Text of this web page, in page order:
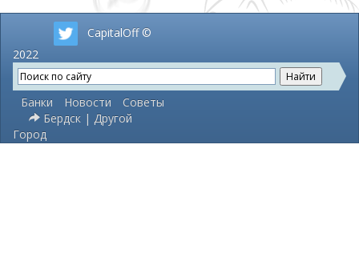
CapitalOff ©
2022
Банки Новости
Советы
Бердск | Другой
Город